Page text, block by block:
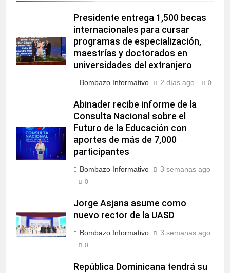
Presidente entrega 1,500 becas
internacionales para cursar
programas de especialización,
maestrías y doctorados en
universidades del extranjero
Bombazo Informativo 2 días ago 0
Abinader recibe informe de la
Consulta Nacional sobre el
Futuro de la Educación con
aportes de más de 7,000
participantes
Bombazo Informativo 3 semanas ago
0
Jorge Asjana asume como
nuevo rector de la UASD
Bombazo Informativo 3 semanas ago
0
República Dominicana tendrá su